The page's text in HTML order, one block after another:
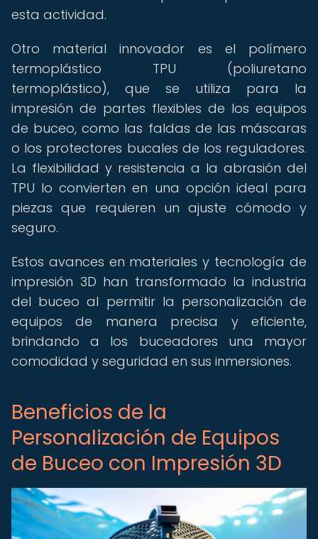
esta actividad.
Otro material innovador es el polímero
termoplástico TPU (poliuretano
termoplástico), que se utiliza para la
impresión de partes flexibles de los equipos
de buceo, como las faldas de las máscaras
o los protectores bucales de los reguladores.
La flexibilidad y resistencia a la abrasión del
TPU lo convierten en una opción ideal para
piezas que requieren un ajuste cómodo y
seguro.
Estos avances en materiales y tecnología de
impresión 3D han transformado la industria
del buceo al permitir la personalización de
equipos de manera precisa y eficiente,
brindando a los buceadores una mayor
comodidad y seguridad en sus inmersiones.
Beneficios de la
Personalización de Equipos
de Buceo con Impresión 3D